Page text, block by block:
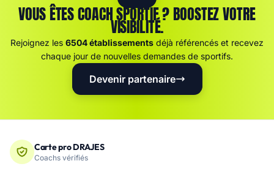
VOUS ÊTES COACH SPORTIF ? BOOSTEZ VOTRE
VISIBILITÉ.
Rejoignez les 6504 établissements déjà référencés et recevez
chaque jour de nouvelles demandes de sportifs.
Devenir partenaire
Carte pro DRAJES
Coachs vérifiés